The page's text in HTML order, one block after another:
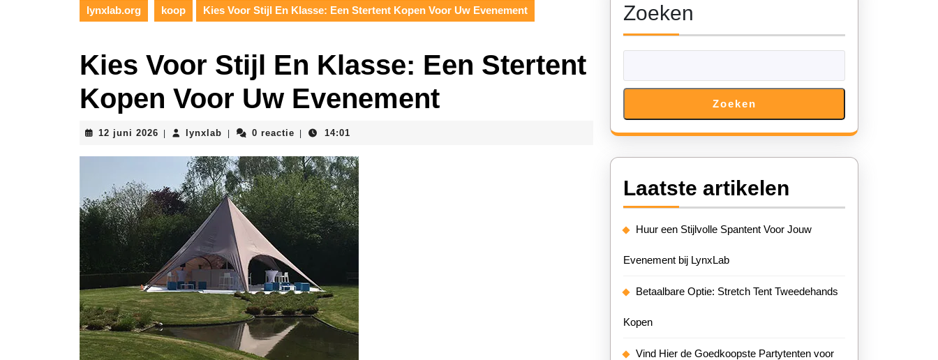
lynxlab.org koop Kies Voor Stijl En Klasse: Een Stertent Kopen Voor Uw Evenement
Kies Voor Stijl En Klasse: Een Stertent
Kopen Voor Uw Evenement
12 juni 2026 12
2026
lynxlab lynxlab0 reactie 14:01
Zoeken
Zoeken
Laatste artikelen
Huur een Stijlvolle Spantent Voor Jouw
Evenement bij LynxLab
Betaalbare Optie: Stretch Tent Tweedehands
Kopen
Vind Hier de Goedkoopste Partytenten voor